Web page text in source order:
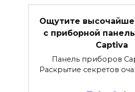
Ощутите
с приборной
Captiva
Панель приборов
Раскрытие секретов